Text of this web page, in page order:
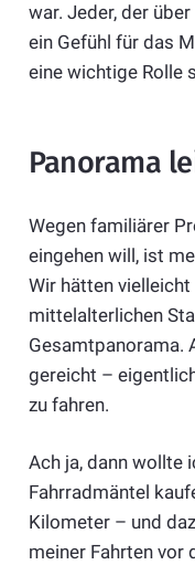
war. Jeder, der
ein Gefühl für das
eine wichtige Rolle
Panorama
Wegen familiärer
eingehen will, ist
Wir hätten
mittelalterlichen
Gesamtpanorama.
gereicht –
zu fahren.
Ach ja, dann wollte
Fahrradmäntel
Kilometer – und
meiner Fahrten vor